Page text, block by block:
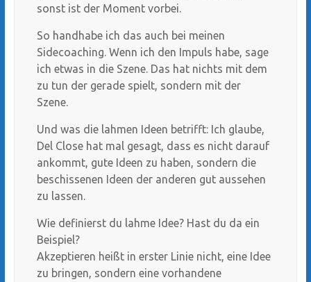
sonst ist der Moment vorbei.
So handhabe ich das auch bei meinen
Sidecoaching. Wenn ich den Impuls habe, sage
ich etwas in die Szene. Das hat nichts mit dem
zu tun der gerade spielt, sondern mit der
Szene.
Und was die lahmen Ideen betrifft: Ich glaube,
Del Close hat mal gesagt, dass es nicht darauf
ankommt, gute Ideen zu haben, sondern die
beschissenen Ideen der anderen gut aussehen
zu lassen.
Wie definierst du lahme Idee? Hast du da ein
Beispiel?
Akzeptieren heißt in erster Linie nicht, eine Idee
zu bringen, sondern eine vorhandene